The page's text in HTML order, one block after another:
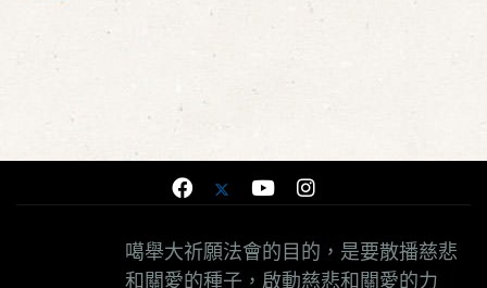
噶舉大祈願法會的目的，是要散播慈悲
和關愛的種子，啟動慈悲和關愛的力